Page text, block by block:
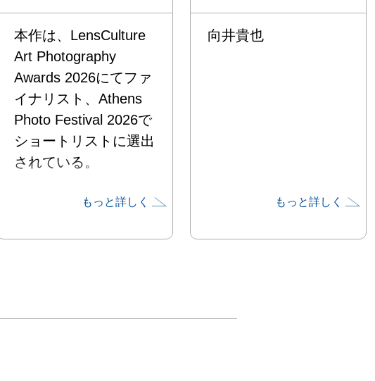
本作は、LensCulture
Art Photography
Awards 2026にてファ
イナリスト、Athens
Photo Festival 2026で
ショートリストに選出
されている。
もっと詳しく
向井貴也
もっと詳しく